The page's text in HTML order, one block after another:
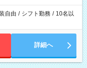
自由 / シフト勤務 / 10名以
詳細へ